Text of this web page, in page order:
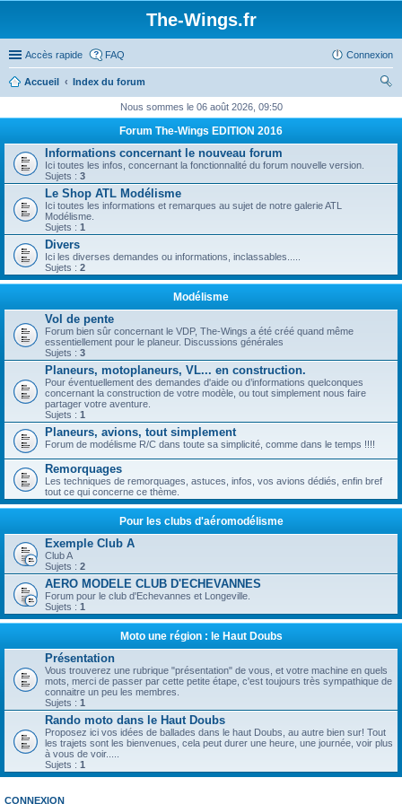
The-Wings.fr
Accès rapide FAQ Connexion
Accueil
Index du forum
ch
Nous sommes le 06 août 2026, 09:50
Forum The-Wings EDITION 2016
Informations concernant le nouveau forum
Ici toutes les infos, concernant la fonctionnalité du forum nouvelle version.
Sujets : 3
Le Shop ATL Modélisme
Ici toutes les informations et remarques au sujet de notre galerie ATL
Modélisme.
Sujets : 1
Divers
Ici les diverses demandes ou informations, inclassables.....
Sujets : 2
Modélisme
Vol de pente
Forum bien sûr concernant le VDP, The-Wings a été créé quand même
essentiellement pour le planeur. Discussions générales
Sujets : 3
Planeurs, motoplaneurs, VL... en construction.
Pour éventuellement des demandes d'aide ou d’informations quelconques
concernant la construction de votre modèle, ou tout simplement nous faire
partager votre aventure.
Sujets : 1
Planeurs, avions, tout simplement
Forum de modélisme R/C dans toute sa simplicité, comme dans le temps !!!!
Remorquages
Les techniques de remorquages, astuces, infos, vos avions dédiés, enfin bref
tout ce qui concerne ce thème.
Pour les clubs d'aéromodélisme
Exemple Club A
Club A
Sujets : 2
AERO MODELE CLUB D'ECHEVANNES
Forum pour le club d'Echevannes et Longeville.
Sujets : 1
Moto une région : le Haut Doubs
Présentation
Vous trouverez une rubrique "présentation" de vous, et votre machine en quels
mots, merci de passer par cette petite étape, c'est toujours très sympathique de
connaitre un peu les membres.
Sujets : 1
Rando moto dans le Haut Doubs
Proposez ici vos idées de ballades dans le haut Doubs, au autre bien sur! Tout
les trajets sont les bienvenues, cela peut durer une heure, une journée, voir plus
à vous de voir.....
Sujets : 1
CONNEXION